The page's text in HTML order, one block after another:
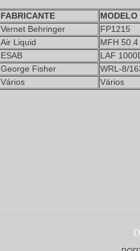
FABRICANTE
MODELO
Vernet Behringer
FP1215
Air Liquid
MFH 50.4
ESAB
LAF
George Fisher
WRL-8/
Vários Vários